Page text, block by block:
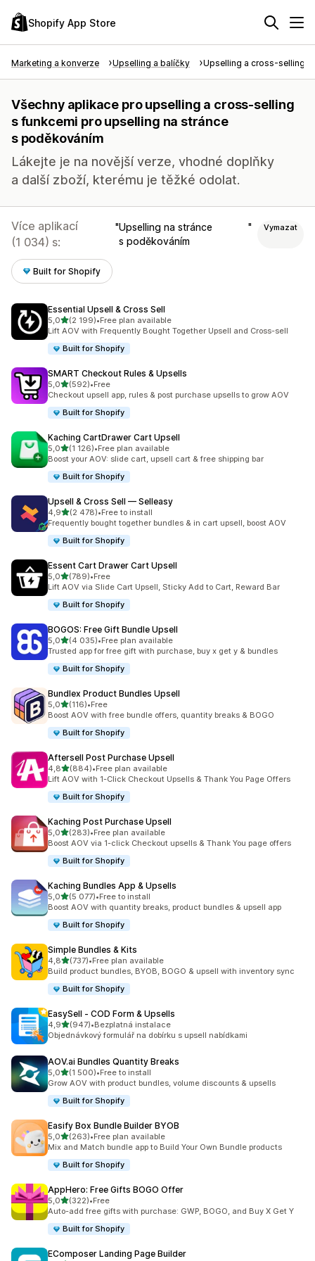
Shopify App Store
Marketing a konverze Upselling a balíčky Upselling a cross-selling
Všechny aplikace pro upselling a cross-selling
s funkcemi pro upselling na stránce
s poděkováním
Lákejte je na novější verze, vhodné doplňky
a další zboží, kterému je těžké odolat.
Více aplikací
(1 034) s:
Upselling na stránce
s poděkováním
Vymazat
Built for Shopify
Essential Upsell & Cross Sell
5,0z 5 hvězd
(2 199)
Celkový počet recenzí: 2199
•Free plan available
Lift AOV with Frequently Bought Together Upsell and Cross-sell
Built for Shopify
SMART Checkout Rules & Upsells
5,0z 5 hvězd
(592)
Celkový počet recenzí: 592
•Free
Checkout upsell app, rules & post purchase upsells to grow AOV
Built for Shopify
Kaching CartDrawer Cart Upsell
5,0z 5 hvězd
(1 126)
Celkový počet recenzí: 1126
•Free plan available
Boost your AOV: slide cart, upsell cart & free shipping bar
Built for Shopify
Upsell & Cross Sell — Selleasy
4,9z 5 hvězd
(2 478)
Celkový počet recenzí: 2478
•Free to install
Frequently bought together bundles & in cart upsell, boost AOV
Built for Shopify
Essent Cart Drawer Cart Upsell
5,0z 5 hvězd
(789)
Celkový počet recenzí: 789
•Free
Lift AOV via Slide Cart Upsell, Sticky Add to Cart, Reward Bar
Built for Shopify
BOGOS: Free Gift Bundle Upsell
5,0z 5 hvězd
(4 035)
Celkový počet recenzí: 4035
•Free plan available
Trusted app for free gift with purchase, buy x get y & bundles
Built for Shopify
Bundlex Product Bundles Upsell
5,0z 5 hvězd
(116)
Celkový počet recenzí: 116
•Free
Boost AOV with free bundle offers, quantity breaks & BOGO
Built for Shopify
Aftersell Post Purchase Upsell
4,8z 5 hvězd
(884)
Celkový počet recenzí: 884
•Free plan available
Lift AOV with 1-Click Checkout Upsells & Thank You Page Offers
Built for Shopify
Kaching Post Purchase Upsell
5,0z 5 hvězd
(283)
Celkový počet recenzí: 283
•Free plan available
Boost AOV via 1-click Checkout upsells & Thank You page offers
Built for Shopify
Kaching Bundles App & Upsells
5,0z 5 hvězd
(5 077)
Celkový počet recenzí: 5077
•Free to install
Boost AOV with quantity breaks, product bundles & upsell app
Built for Shopify
Simple Bundles & Kits
4,8z 5 hvězd
(737)
Celkový počet recenzí: 737
•Free plan available
Build product bundles, BYOB, BOGO & upsell with inventory sync
Built for Shopify
EasySell ‑ COD Form & Upsells
4,9z 5 hvězd
(947)
Celkový počet recenzí: 947
•Bezplatná instalace
Objednávkový formulář na dobírku s upsell nabídkami
AOV.ai Bundles Quantity Breaks
5,0z 5 hvězd
(1 500)
Celkový počet recenzí: 1500
•Free to install
Grow AOV with product bundles, volume discounts & upsells
Built for Shopify
Easify Box Bundle Builder BYOB
5,0z 5 hvězd
(263)
Celkový počet recenzí: 263
•Free plan available
Mix and Match bundle app to Build Your Own Bundle products
Built for Shopify
AppHero: Free Gifts BOGO Offer
5,0z 5 hvězd
(322)
Celkový počet recenzí: 322
•Free
Auto-add free gifts with purchase: GWP, BOGO, and Buy X Get Y
Built for Shopify
EComposer Landing Page Builder